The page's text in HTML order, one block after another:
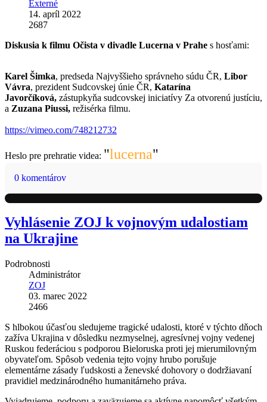
Externé
14. apríl 2022
2687
Diskusia k filmu Očista v divadle Lucerna v Prahe s hosťami:
Karel Šimka, predseda Najvyššieho správneho súdu ČR, Libor
Vávra, prezident Sudcovskej únie ČR, Katarína
Javorčíková, zástupkyňa sudcovskej iniciatívy Za otvorenú justíciu,
a Zuzana Piussi, režisérka filmu.
https://vimeo.com/748212732
Heslo pre prehratie videa: "lucerna"
0 komentárov
Vyhlásenie ZOJ k vojnovým udalostiam
na Ukrajine
Podrobnosti
Administrátor
ZOJ
03. marec 2022
2466
S hlbokou účasťou sledujeme tragické udalosti, ktoré v týchto dňoch
zažíva Ukrajina v dôsledku nezmyselnej, agresívnej vojny vedenej
Ruskou federáciou s podporou Bieloruska proti jej mierumilovným
obyvateľom. Spôsob vedenia tejto vojny hrubo porušuje
elementárne zásady ľudskosti a ženevské dohovory o dodržiavaní
pravidiel medzinárodného humanitárneho práva.